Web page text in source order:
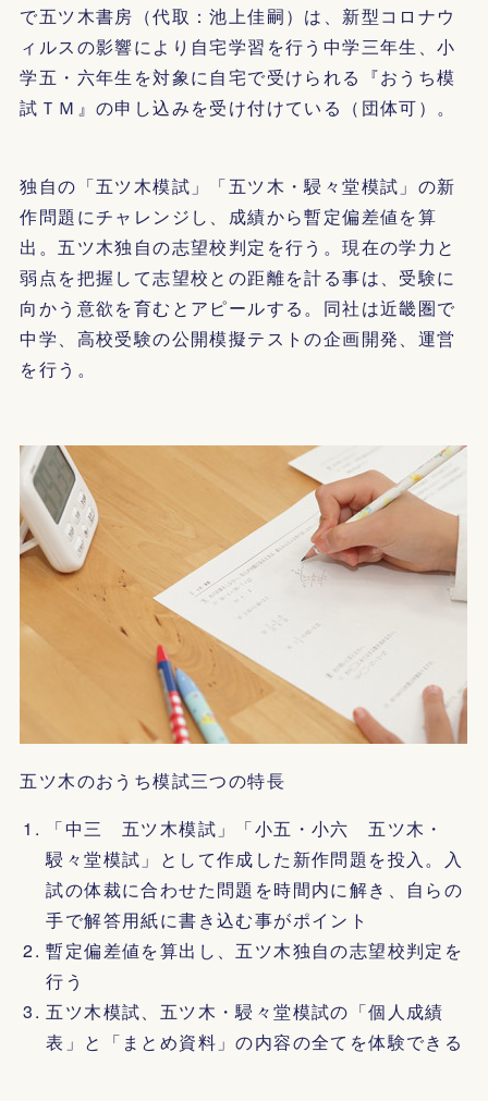
で五ツ木書房（代取：池上佳嗣）は、新型コロナウ
ィルスの影響により自宅学習を行う中学三年生、小
学五・六年生を対象に自宅で受けられる『おうち模
試ＴＭ』の申し込みを受け付けている（団体可）。
独自の「五ツ木模試」「五ツ木・駸々堂模試」の新
作問題にチャレンジし、成績から暫定偏差値を算
出。五ツ木独自の志望校判定を行う。現在の学力と
弱点を把握して志望校との距離を計る事は、受験に
向かう意欲を育むとアピールする。同社は近畿圏で
中学、高校受験の公開模擬テストの企画開発、運営
を行う。
五ツ木のおうち模試三つの特長
「中三 五ツ木模試」「小五・小六 五ツ木・
駸々堂模試」として作成した新作問題を投入。入
試の体裁に合わせた問題を時間内に解き、自らの
手で解答用紙に書き込む事がポイント
暫定偏差値を算出し、五ツ木独自の志望校判定を
行う
五ツ木模試、五ツ木・駸々堂模試の「個人成績
表」と「まとめ資料」の内容の全てを体験できる